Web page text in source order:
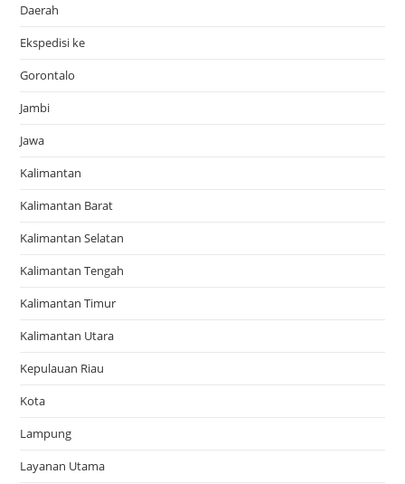
Daerah
Ekspedisi ke
Gorontalo
Jambi
Jawa
Kalimantan
Kalimantan Barat
Kalimantan Selatan
Kalimantan Tengah
Kalimantan Timur
Kalimantan Utara
Kepulauan Riau
Kota
Lampung
Layanan Utama